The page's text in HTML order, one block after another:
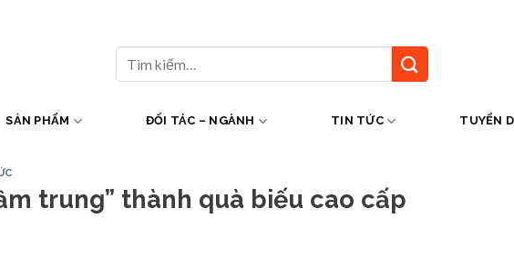
kiếm:
SẢN PHẨM ĐỐI TÁC – NGÀNH TIN TỨC TUYỂN
trung” thành quà biếu cao cấp